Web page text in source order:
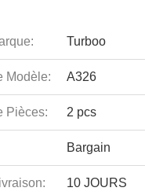
Turboo
Modèle: A326
Pièces: 2 pcs
Bargain
10 JOURS